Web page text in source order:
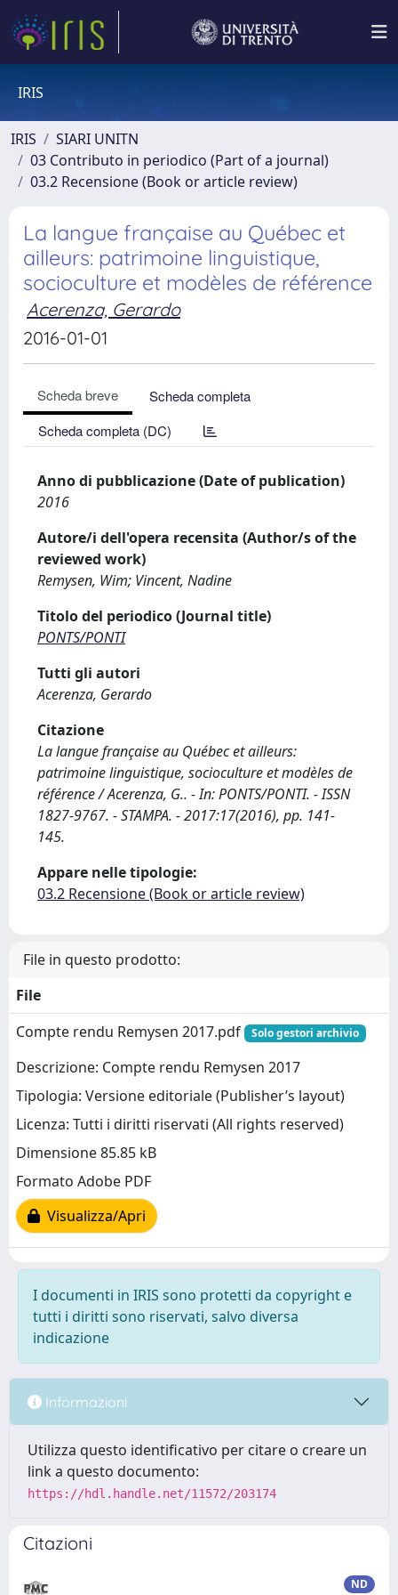
IRIS
IRIS
SIARI UNITN
03 Contributo in periodico (Part of a journal)
03.2 Recensione (Book or article review)
La langue française au Québec et
ailleurs: patrimoine linguistique,
socioculture et modèles de référence
Acerenza, Gerardo
2016-01-01
Scheda breve
Scheda completa
Scheda completa (DC)
Anno di pubblicazione (Date of publication)
2016
Autore/i dell'opera recensita (Author/s of the
reviewed work)
Remysen, Wim; Vincent, Nadine
Titolo del periodico (Journal title)
PONTS/PONTI
Tutti gli autori
Acerenza, Gerardo
Citazione
La langue française au Québec et ailleurs:
patrimoine linguistique, socioculture et modèles de
référence / Acerenza, G.. - In: PONTS/PONTI. - ISSN
1827-9767. - STAMPA. - 2017:17(2016), pp. 141-
145.
Appare nelle tipologie:
03.2 Recensione (Book or article review)
File in questo prodotto:
File
Compte rendu Remysen 2017.pdf
Solo gestori archivio
Descrizione: Compte rendu Remysen 2017
Tipologia: Versione editoriale (Publisher’s layout)
Licenza: Tutti i diritti riservati (All rights reserved)
Dimensione 85.85 kB
Formato Adobe PDF
Visualizza/Apri
I documenti in IRIS sono protetti da copyright e
tutti i diritti sono riservati, salvo diversa
indicazione
Informazioni
Utilizza questo identificativo per citare o creare un
link a questo documento:
https://hdl.handle.net/11572/203174
Citazioni
ND